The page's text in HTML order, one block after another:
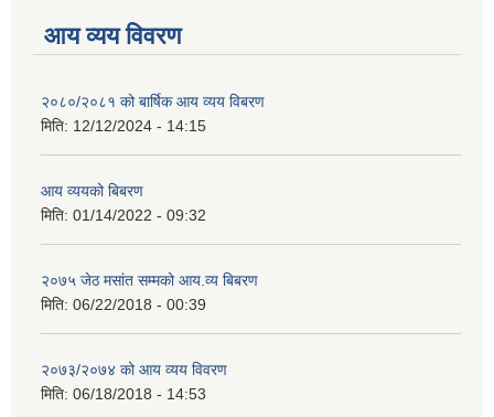
आय व्यय विवरण
२०८०/२०८१ को बार्षिक आय व्यय विबरण
मिति: 12/12/2024 - 14:15
आय व्ययको बिबरण
मिति: 01/14/2022 - 09:32
२०७५ जेठ मसांत सम्मको आय.व्य बिबरण
मिति: 06/22/2018 - 00:39
२०७३/२०७४ को आय व्यय विवरण
मिति: 06/18/2018 - 14:53